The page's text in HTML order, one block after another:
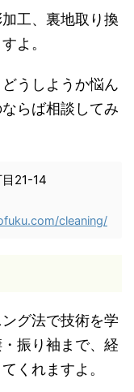
工、裏地取り換
よ。
うしようか悩ん
らば相談してみ
目21-14
cleaning/
グ法で技術を学
振り袖まで、経
くれますよ。